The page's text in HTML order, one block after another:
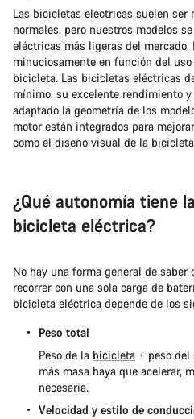
Las bicicletas eléctricas suelen ser
normales, pero nuestros modelos
eléctricas más ligeras del mercado.
minuciosamente en función del
bicicleta. Las bicicletas eléctricas
mínimo, su excelente rendimiento
adaptado la geometría de los
motor están integrados para
como el diseño visual de la
¿Qué autonomía tiene
bicicleta eléctrica?
No hay una forma general de
recorrer con una sola carga de
bicicleta eléctrica depende de los
Peso total
Peso de la bicicleta + peso
más masa haya que acelerar,
necesaria.
Velocidad y estilo de